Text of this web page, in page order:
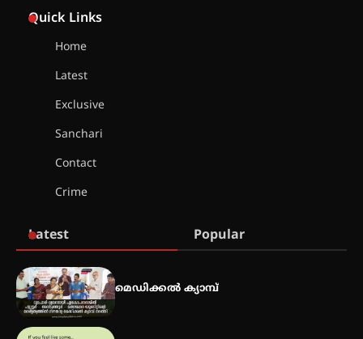
2026 കവിതാ ചർച്ച കാട്ടൂർ, ടി. കെ.
ബാലൻ ഹാളിൽ 16ന്
Quick Links
Home
Latest
Exclusive
Sanchari
Contact
Crime
Latest Popular
മെഡിക്കൽ ക്യാമ്പ്